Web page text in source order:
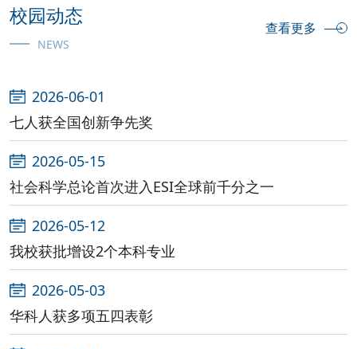
校园动态
NEWS
查看更多
2026-06-01
七人获全国创新争先奖
2026-05-15
社会科学总论首次进入ESI全球前千分之一
2026-05-12
我校获批增设2个本科专业
2026-05-03
华科人获多项五四表彰